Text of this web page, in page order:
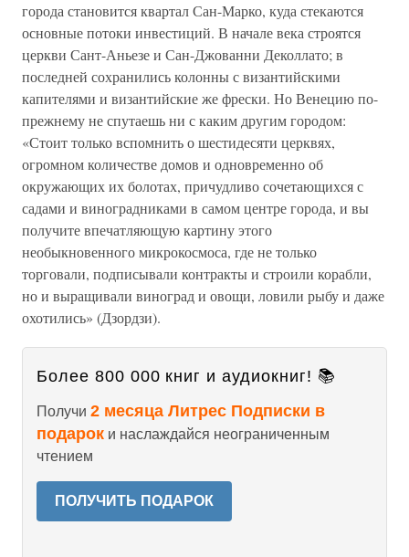
города становится квартал Сан-Марко, куда стекаются
основные потоки инвестиций. В начале века строятся
церкви Сант-Аньезе и Сан-Джованни Деколлато; в
последней сохранились колонны с византийскими
капителями и византийские же фрески. Но Венецию по-
прежнему не спутаешь ни с каким другим городом:
«Стоит только вспомнить о шестидесяти церквях,
огромном количестве домов и одновременно об
окружающих их болотах, причудливо сочетающихся с
садами и виноградниками в самом центре города, и вы
получите впечатляющую картину этого
необыкновенного микрокосмоса, где не только
торговали, подписывали контракты и строили корабли,
но и выращивали виноград и овощи, ловили рыбу и даже
охотились» (Дзордзи).
Более 800 000 книг и аудиокниг! 📚
Получи 2 месяца Литрес Подписки в
подарок и наслаждайся неограниченным
чтением
ПОЛУЧИТЬ ПОДАРОК